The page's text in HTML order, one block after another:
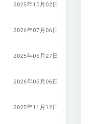
2025年10月02日
2026年07月06日
2025年05月27日
2026年05月06日
2025年11月12日